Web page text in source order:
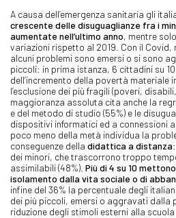
A causa dell’emergenza sanitaria gli
crescente delle disuguaglianze fra i
aumentate nell’ultimo anno, mentre
variazioni rispetto al 2019. Con il Covid,
alcuni problemi sono emersi o si sono
piccoli: in prima istanza, 6 cittadini su
dell’incremento della povertà materiale
l’esclusione dei più fragili (poveri,
maggioranza assoluta cita anche la
e del metodo di studio (55%) e le
dispositivi informatici ed a connessioni
poco meno della metà individua la
conseguenze della didattica a distanza
dei minori, che trascorrono troppo
assimilabili (48%). Più di 4 su 10
isolamento dalla vita sociale o di
infine del 36% la percentuale degli
dei più piccoli, emersi o aggravati dalla
riduzione degli stimoli esterni alla scuola